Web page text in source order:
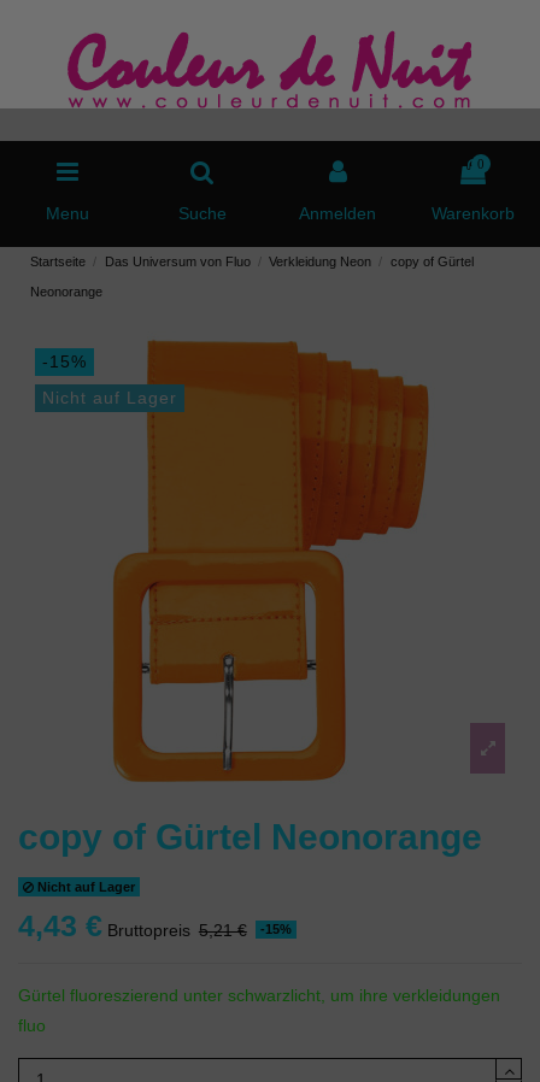
Menu Suche Anmelden
0
Warenkorb
Startseite Das Universum von Fluo Verkleidung Neon copy of Gürtel
Neonorange
-15%
Nicht auf Lager
copy of Gürtel Neonorange
Nicht auf Lager
4,43 € Bruttopreis 5,21 € -15%
Gürtel fluoreszierend unter schwarzlicht, um ihre verkleidungen
fluo